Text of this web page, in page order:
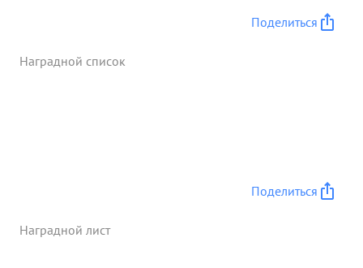
Поделиться
Наградной список
Поделиться
Наградной лист